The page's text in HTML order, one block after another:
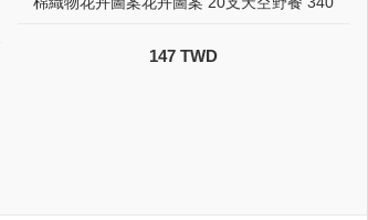
147 TWD